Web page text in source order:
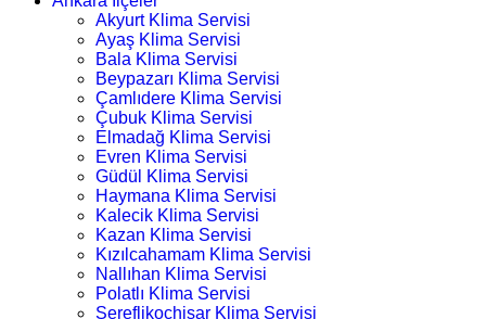
Akyurt Klima Servisi
Ayaş Klima Servisi
Bala Klima Servisi
Beypazarı Klima Servisi
Çamlıdere Klima Servisi
Çubuk Klima Servisi
Elmadağ Klima Servisi
Evren Klima Servisi
Güdül Klima Servisi
Haymana Klima Servisi
Kalecik Klima Servisi
Kazan Klima Servisi
Kızılcahamam Klima Servisi
Nallıhan Klima Servisi
Polatlı Klima Servisi
Şereflikoçhisar Klima Servisi